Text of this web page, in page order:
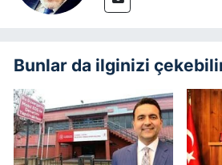
Bunlar da ilginizi